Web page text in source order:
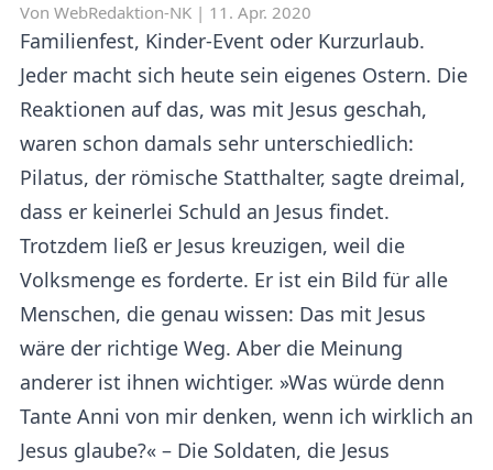
Von WebRedaktion-NK | 11. Apr. 2020
Familienfest, Kinder-Event oder Kurzurlaub.
Jeder macht sich heute sein eigenes Ostern. Die
Reaktionen auf das, was mit Jesus geschah,
waren schon damals sehr unterschiedlich:
Pilatus, der römische Statthalter, sagte dreimal,
dass er keinerlei Schuld an Jesus findet.
Trotzdem ließ er Jesus kreuzigen, weil die
Volksmenge es forderte. Er ist ein Bild für alle
Menschen, die genau wissen: Das mit Jesus
wäre der richtige Weg. Aber die Meinung
anderer ist ihnen wichtiger. »Was würde denn
Tante Anni von mir denken, wenn ich wirklich an
Jesus glaube?« – Die Soldaten, die Jesus